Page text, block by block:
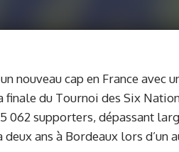
nouveau cap en France avec
du Tournoi des Six
062 supporters, dépassant
ans à Bordeaux lors d’un